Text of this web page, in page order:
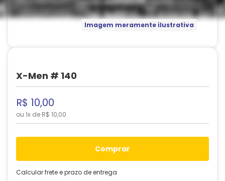
Imagem meramente ilustrativa
X-Men # 140
R$ 10,00
ou 1x de R$ 10,00
comprar
Calcular frete e prazo de entrega